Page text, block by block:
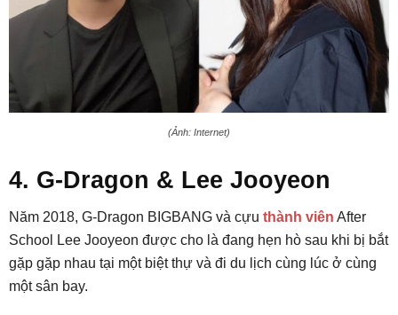
(Ảnh: Internet)
4. G-Dragon & Lee Jooyeon
Năm 2018, G-Dragon BIGBANG và cựu thành viên After
School Lee Jooyeon được cho là đang hẹn hò sau khi bị bắt
gặp gặp nhau tại một biệt thự và đi du lịch cùng lúc ở cùng
một sân bay.